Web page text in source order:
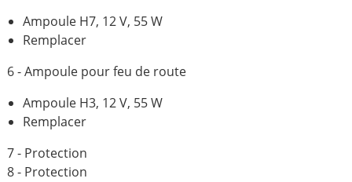
Ampoule H7, 12 V, 55 W
Remplacer
6 - Ampoule pour feu de route
Ampoule H3, 12 V, 55 W
Remplacer
7 - Protection
8 - Protection